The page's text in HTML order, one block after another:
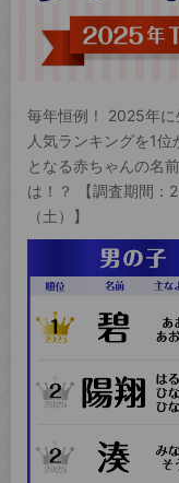
毎年恒例！ 2025年
人気ランキングを1
となる赤ちゃんの名
は！？ 【調査期間：
（土）】